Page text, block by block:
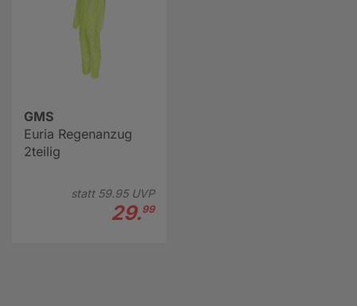
GMS
Euria Regenanzug
2teilig
statt 59.95UVP
29.99